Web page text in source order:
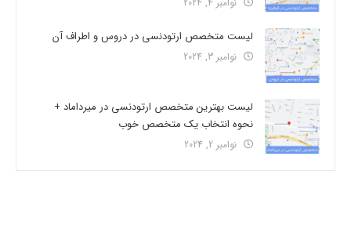
نوامبر 4, 2024
لیست متخصص ارتودنسی در دروس و اطراف آن
نوامبر 3, 2024
لیست بهترین متخصص ارتودنسی در میرداماد +
نحوه انتخاب یک متخصص خوب
نوامبر 2, 2024